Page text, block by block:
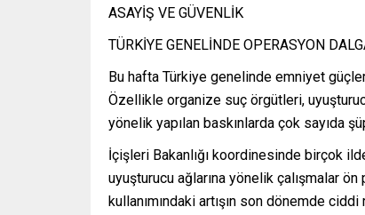
ASAYİŞ VE GÜVENLİK
TÜRKİYE GENELİNDE OPERASYON
Bu hafta Türkiye genelinde emniyet
Özellikle organize suç örgütleri,
yönelik yapılan baskınlarda çok sayıda
İçişleri Bakanlığı koordinesinde birçok
uyuşturucu ağlarına yönelik çalışmalar
kullanımındaki artışın son dönemde